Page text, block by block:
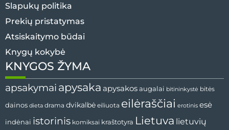
Slapukų politika
Prekių pristatymas
Atsiskaitymo būdai
Knygų kokybė
KNYGOS ŽYMA
apsakymai apysaka apysakos augalai bitininkystė bitės
dainos dieta drama dvikalbė eiliuota eilėraščiai erotinis esė
indėnai istorinis komiksai kraštotyra Lietuva lietuvių